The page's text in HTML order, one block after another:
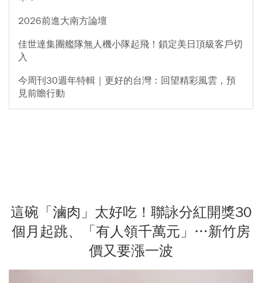
2026前進大南方論壇
佳世達集團艦隊無人機小隊起飛！鎖定美日頂級客戶切
入
今周刊30週年特輯｜更好的台灣：回望精彩風雲，預
見前瞻行動
這碗「滷肉」太好吃！聯詠分紅開獎30
個月起跳、「有人領千萬元」…新竹房
價又要漲一波